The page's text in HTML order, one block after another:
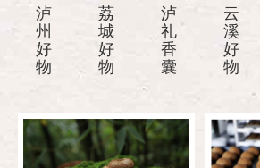
泸
州
好
物
荔
城
好
物
泸
礼
香
囊
云
溪
好
物